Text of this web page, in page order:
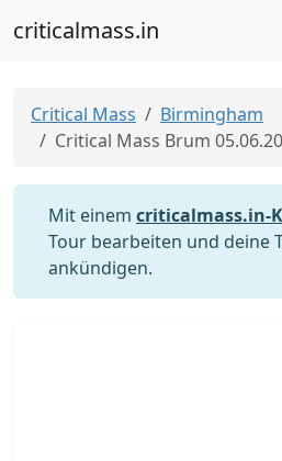
criticalmass.in
Critical Mass
Birmingham
Critical Mass Brum
Mit einem criticalmass.in-
Tour bearbeiten und deine
ankündigen.